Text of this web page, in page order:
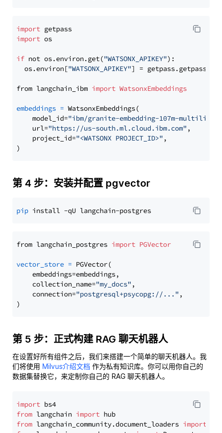
import
import os
if not os.environ.get("WATSONX_APIKEY"):
  os.environ[
"WATSONX_APIKEY"] = getpass.getpass(
from langchain_ibm import WatsonxEmbeddings
embeddings = WatsonxEmbeddings(
    model_id=
"ibm/granite-embedding-107m-
    url=
"https://us-south.ml.cloud.ibm.com" ,
    project_id=
"<WATSONX PROJECT_ID>" ,
第 4 步：安装并配置 pgvector
pip
from langchain_postgres import PGVector
vector_store = PGVector(
    embeddings=embeddings,
    collection_name=
"my_docs" ,
    connection=
"postgresql+psycopg://..." ,
第 5 步：正式构建 RAG 聊天机器人
在设置好所有组件之后，我们来搭建一个简单的聊天机器人。我
们将使用 Milvus介绍文档 作为私有知识库。你可以用你自己的
数据集替换它，来定制你自己的 RAG 聊天机器人。
import
from langchain import
from langchain_community.document_loaders import